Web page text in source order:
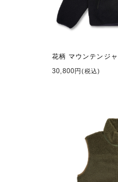
花柄 マウンテンジ
30,800円(税込)